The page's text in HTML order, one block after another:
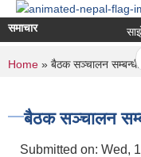
समाचार
You are
Home » बैठक सञ्चालन सम्बन्धी
बैठक सञ्चालन
Submitted on: Wed,